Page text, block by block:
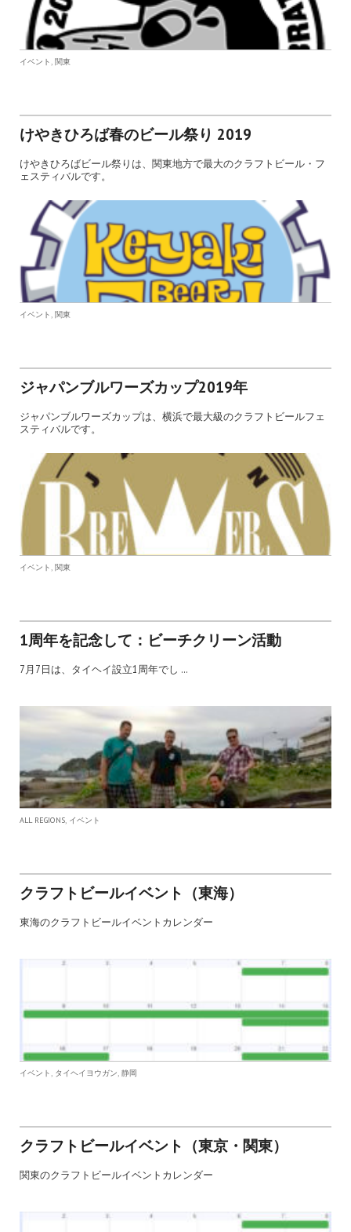
イベント 関東
けやきひろば春のビール祭り 2019
けやきひろばビール祭りは、関東地方で最大のクラフトビール・フ
ェスティバルです。
イベント 関東
ジャパンブルワーズカップ2019年
ジャパンブルワーズカップは、横浜で最大級のクラフトビールフェ
スティバルです。
イベント 関東
1周年を記念して：ビーチクリーン活動
7月7日は、タイヘイ設立1周年でし …
ALL REGIONS イベント
クラフトビールイベント（東海）
東海のクラフトビールイベントカレンダー
イベント タイヘイヨウガン 静岡
クラフトビールイベント（東京・関東）
関東のクラフトビールイベントカレンダー